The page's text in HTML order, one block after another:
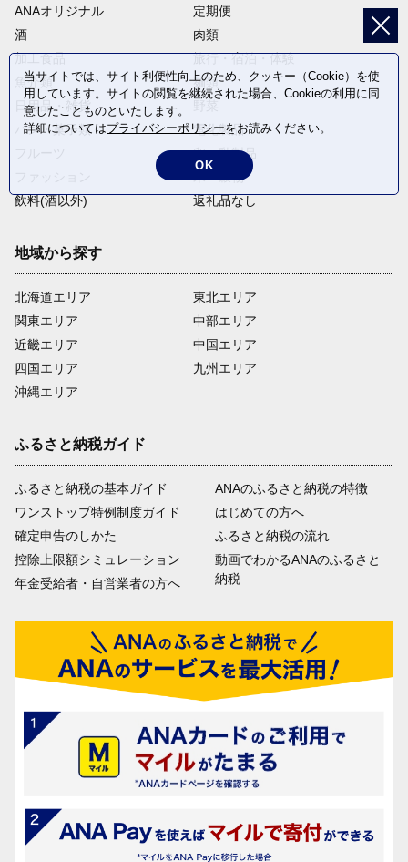
ANAオリジナル
定期便
酒
肉類
加工食品
旅行・宿泊・体験
魚介類
麺類
日用品・雑貨
パン・菓子類
電化製品
卵・乳製品
米・穀物
飲料(酒以外)
返礼品なし
地域から探す
北海道エリア
関東エリア
近畿エリア
四国エリア
沖縄エリア
東北エリア
中部エリア
中国エリア
九州エリア
ふるさと納税ガイド
ふるさと納税の基本ガイド
ワンストップ特例制度ガイド
確定申告のしかた
控除上限額シミュレーション
年金受給者・自営業者の方へ
ANAのふるさと納税の特徴
はじめての方へ
ふるさと納税の流れ
動画でわかるANAのふるさと
納税
当サイトでは、サイト利便性向上のため、クッキー（Cookie）を使
用しています。サイトの閲覧を継続された場合、Cookieの利用に同
意したことものといたします。
詳細についてはプライバシーポリシーをお読みください。
OK